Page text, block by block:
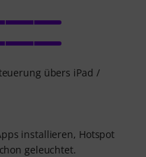
übers iPad /
installieren, Hotspot
geleuchtet.